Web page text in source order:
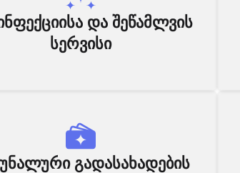
და შეწამლვის
სერვისი
გადასახადების